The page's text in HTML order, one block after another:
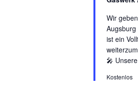
Wir
ist ein
🎤
Kostenlos